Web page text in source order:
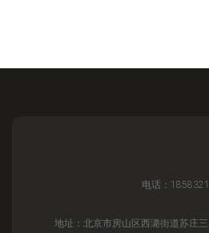
电话：
地址：北京市房山区西潞街道苏庄